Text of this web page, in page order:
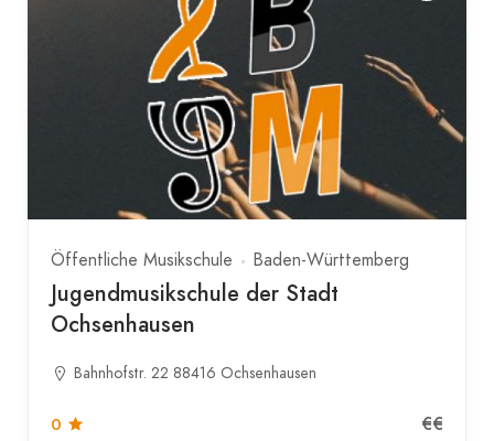
Öffentliche Musikschule Baden-Württemberg
Jugendmusikschule der Stadt
Ochsenhausen
Bahnhofstr. 22 88416 Ochsenhausen
0 €€